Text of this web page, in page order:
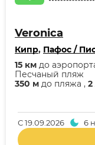
Veronica
Кипр, Пафос /
350 м до пляжа , 2
Песчаный пляж
15 км до
С19.09.2026 6